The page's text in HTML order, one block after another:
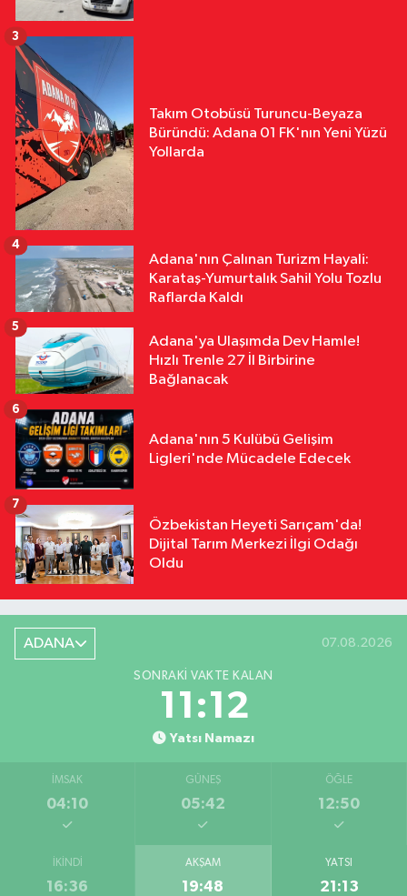
Takım Otobüsü Turuncu-Beyaza
Büründü: Adana 01 FK'nın Yeni Yüzü
Yollarda
3
Adana'nın Çalınan Turizm Hayali:
Karataş-Yumurtalık Sahil Yolu Tozlu
Raflarda Kaldı
4
Adana'ya Ulaşımda Dev Hamle!
Hızlı Trenle 27 İl Birbirine
Bağlanacak
5
Adana'nın 5 Kulübü Gelişim
Ligleri'nde Mücadele Edecek
6
Özbekistan Heyeti Sarıçam'da!
Dijital Tarım Merkezi İlgi Odağı
Oldu
7
ADANA 07.08.2026
SONRAKI VAKTE KALAN
11:11
Yatsı Namazı
İMSAK
04:10
GÜNEŞ
05:42
ÖĞLE
12:50
İKINDI
16:36
AKŞAM
19:48
YATSI
21:13